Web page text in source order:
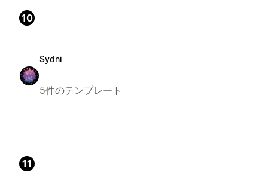
10
Sydni
5件のテンプレート
11